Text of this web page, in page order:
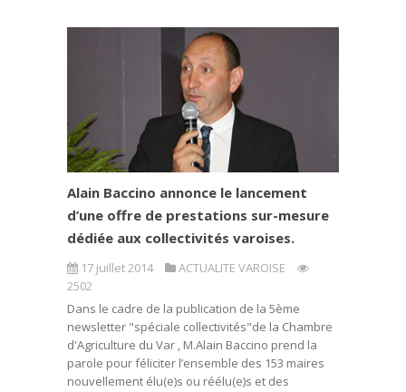
Alain Baccino annonce le lancement
d’une offre de prestations sur-mesure
dédiée aux collectivités varoises.
17 juillet 2014
ACTUALITE VAROISE
2502
Dans le cadre de la publication de la 5ème
newsletter "spéciale collectivités"de la Chambre
d'Agriculture du Var , M.Alain Baccino prend la
parole pour féliciter l’ensemble des 153 maires
nouvellement élu(e)s ou réélu(e)s et des